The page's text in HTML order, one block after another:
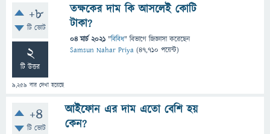
+8
টি ভোট
2
টি উত্তর
9,259 বার দেখা হয়েছে
তক্ষকের দাম কি আসলেই কোটি
টাকা?
04 মার্চ 2021 "বিবিধ" বিভাগে জিজ্ঞাসাকরেছেন
Samsun Nahar Priya (47,710 পয়েন্ট)
+4
টি ভোট
আইফোন এর দাম এতো বেশি হয়
কেন?